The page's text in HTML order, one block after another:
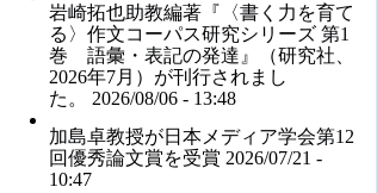
岩崎拓也助教編著『〈書く力を育て
る〉作文コーパス研究シリーズ 第1
巻 語彙・表記の発達』（研究社、
2026年7月）が刊行されまし
た。
2026/08/06 - 13:48
加島卓教授が日本メディア学会第12
回優秀論文賞を受賞 2026/07/21 -
10:47